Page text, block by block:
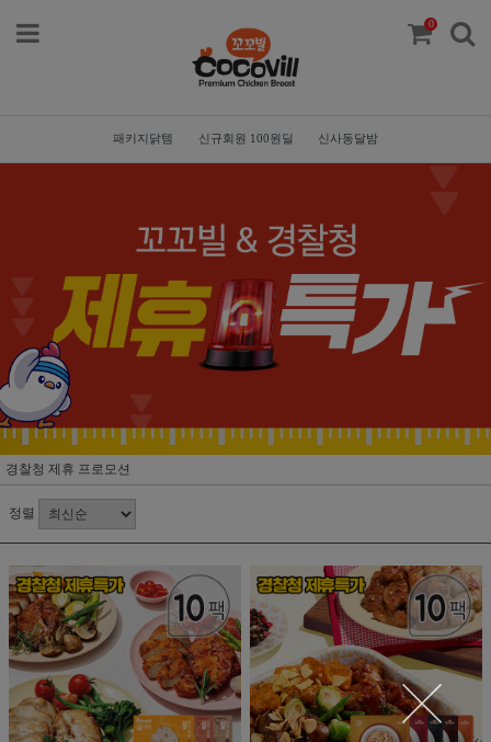
0
패키지닭템 신규회원 100원딜 신사동달밤
경찰청 제휴 프로모션
정렬